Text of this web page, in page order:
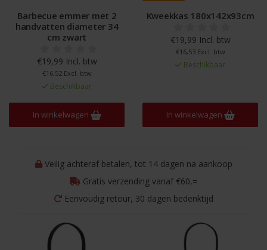
Barbecue emmer met 2
handvatten diameter 34
cm zwart
€19,99 Incl. btw
€16,52 Excl. btw
Beschikbaar
In winkelwagen
Kweekkas 180x142x93cm
€19,99 Incl. btw
€16,53 Excl. btw
Beschikbaar
In winkelwagen
Veilig achteraf betalen, tot 14 dagen na aankoop
Gratis verzending vanaf €60,=
Eenvoudig retour, 30 dagen bedenktijd